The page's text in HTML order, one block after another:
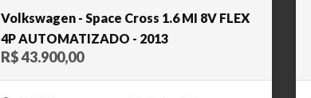
Volkswagen - Space Cross 1.6 MI 8V FLEX
4P AUTOMATIZADO - 2013
R$ 43.900,00